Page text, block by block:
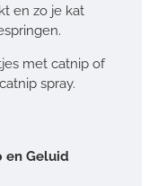
en zo je kat
met catnip of
spray.
en Geluid